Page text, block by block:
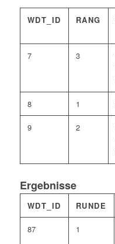
WDT_ID RANG
7 3
8 1
9 2
Ergebnisse
WDT_ID RUNDE
87 1